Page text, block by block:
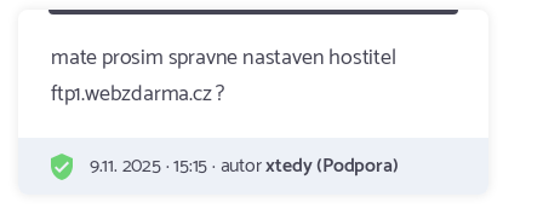
mate prosim spravne nastaven hostitel
ftp1.webzdarma.cz ?
9.11. 2025 · 15:15 · autorxtedy (Podpora)